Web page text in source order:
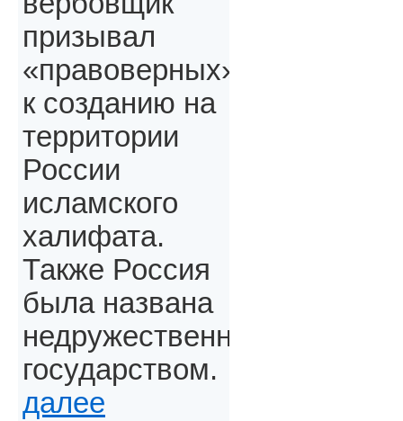
призывал
«правоверных»,
к созданию на
территории
России
исламского
халифата.
Также Россия
была названа
недружественным
государством.
далее